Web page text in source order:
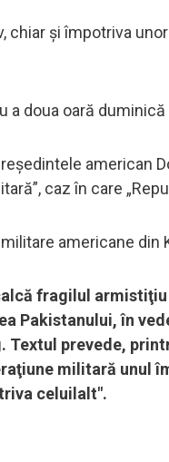
chiar şi împotriva
a doua oară
american
caz în care
americane din
fragilul
Pakistanului, în
prevede,
militară unul
celuilalt".